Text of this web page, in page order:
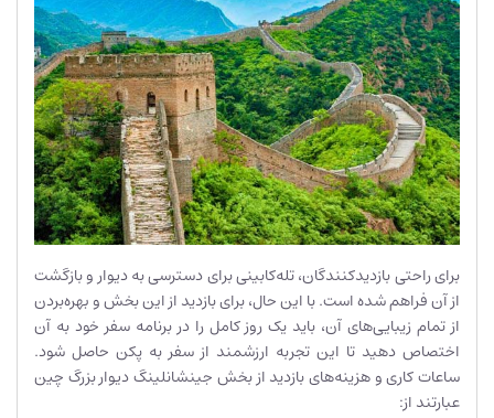
برای راحتی بازدیدکنندگان، تله‌کابینی برای دسترسی به دیوار و بازگشت
از آن فراهم شده است. با این حال، برای بازدید از این بخش و بهره‌بردن
از تمام زیبایی‌های آن، باید یک روز کامل را در برنامه سفر خود به آن
اختصاص دهید تا این تجربه ارزشمند از سفر به پکن حاصل شود.
ساعات کاری و هزینه‌های بازدید از بخش جینشانلینگ دیوار بزرگ چین
عبارتند از: